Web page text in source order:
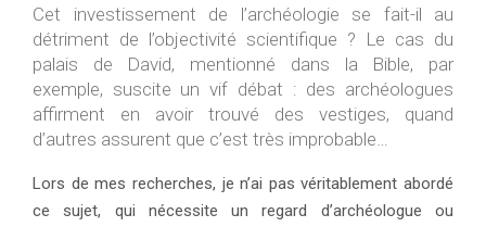
Cet investissement de l’archéologie se fait-il au
détriment de l’objectivité scientifique ? Le cas du
palais de David, mentionné dans la Bible, par
exemple, suscite un vif débat : des archéologues
affirment en avoir trouvé des vestiges, quand
d’autres assurent que c’est très improbable…
Lors de mes recherches, je n’ai pas véritablement abordé
ce sujet, qui nécessite un regard d’archéologue ou